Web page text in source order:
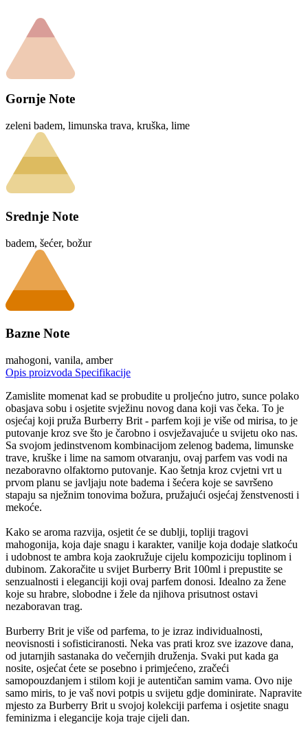
Gornje Note
zeleni badem, limunska trava, kruška, lime
Srednje Note
badem, šećer, božur
Bazne Note
mahogoni, vanila, amber
Opis proizvoda Specifikacije
Zamislite momenat kad se probudite u proljećno jutro, sunce polako
obasjava sobu i osjetite svježinu novog dana koji vas čeka. To je
osjećaj koji pruža Burberry Brit - parfem koji je više od mirisa, to je
putovanje kroz sve što je čarobno i osvježavajuće u svijetu oko nas.
Sa svojom jedinstvenom kombinacijom zelenog badema, limunske
trave, kruške i lime na samom otvaranju, ovaj parfem vas vodi na
nezaboravno olfaktorno putovanje. Kao šetnja kroz cvjetni vrt u
prvom planu se javljaju note badema i šećera koje se savršeno
stapaju sa nježnim tonovima božura, pružajući osjećaj ženstvenosti i
mekoće.
Kako se aroma razvija, osjetit će se dublji, topliji tragovi
mahogonija, koja daje snagu i karakter, vanilje koja dodaje slatkoću
i udobnost te ambra koja zaokružuje cijelu kompoziciju toplinom i
dubinom. Zakoračite u svijet Burberry Brit 100ml i prepustite se
senzualnosti i eleganciji koji ovaj parfem donosi. Idealno za žene
koje su hrabre, slobodne i žele da njihova prisutnost ostavi
nezaboravan trag.
Burberry Brit je više od parfema, to je izraz individualnosti,
neovisnosti i sofisticiranosti. Neka vas prati kroz sve izazove dana,
od jutarnjih sastanaka do večernjih druženja. Svaki put kada ga
nosite, osjećat ćete se posebno i primjećeno, zračeći
samopouzdanjem i stilom koji je autentičan samim vama. Ovo nije
samo miris, to je vaš novi potpis u svijetu gdje dominirate. Napravite
mjesto za Burberry Brit u svojoj kolekciji parfema i osjetite snagu
feminizma i elegancije koja traje cijeli dan.